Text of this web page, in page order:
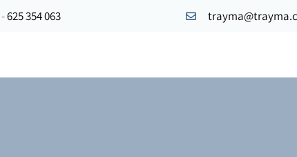
-625 354 063